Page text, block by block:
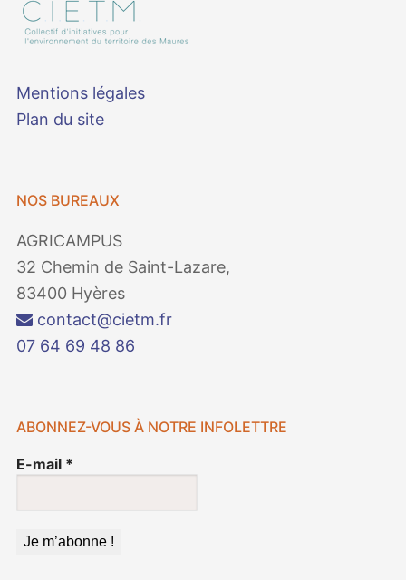
Mentions légales
Plan du site
NOS BUREAUX
AGRICAMPUS
32 Chemin de Saint-Lazare,
83400 Hyères
contact@cietm.fr
07 64 69 48 86
ABONNEZ-VOUS À NOTRE INFOLETTRE
E-mail *